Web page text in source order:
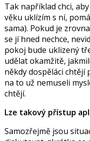
Tak například chci,
věku uklízím s ní,
sama). Pokud je
se jí hned nechce,
pokoj bude uklizený
udělat okamžitě,
někdy dospěláci chtějí
na to už nemuseli
chtějí.
Lze takový přístup
Samozřejmě jsou